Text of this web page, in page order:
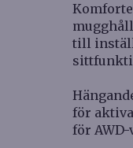
till
för
för